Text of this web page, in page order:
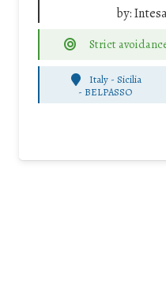
by:
Strict
Italy - Sicilia
- BELPASSO